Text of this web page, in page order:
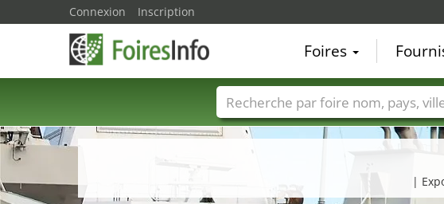
|
Connexion Inscription
Foires
Foire noms Pays Villes